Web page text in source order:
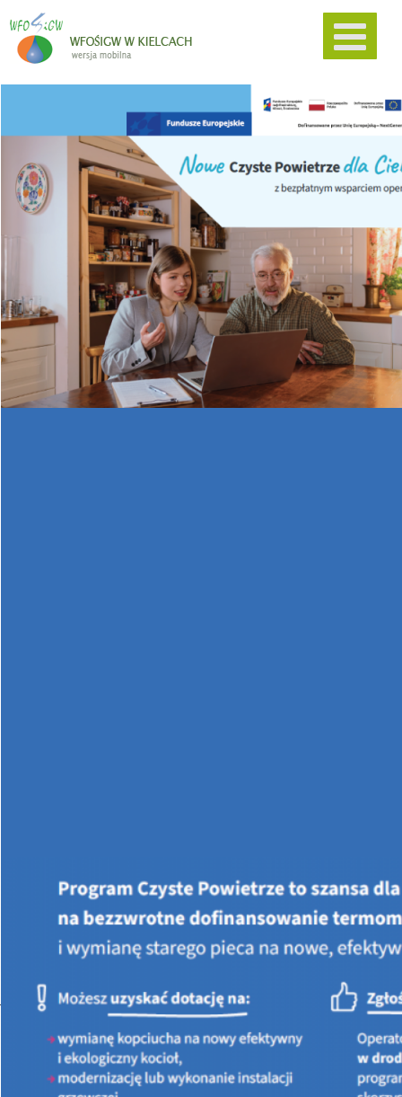
Jesteś tutaj:STRONA GŁÓWNA
AKTUALNOŚCI
Ponad 1,8 mln złotych na usuwanie azbestu dla świętokrzyskich
gmin w ramach „Ogólnopolskiego programu finansowania
usuwania wyrobów zawierających azbest – Część 2)
Przedsięwzięcia w zakresie zbierania, transportu oraz